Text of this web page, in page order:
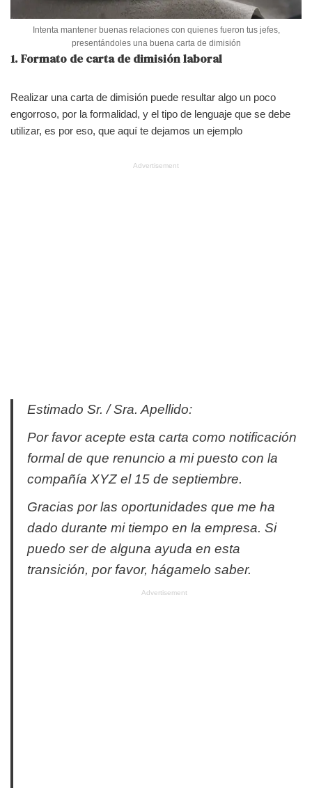
Intenta mantener buenas relaciones con quienes fueron tus jefes,
presentándoles una buena carta de dimisión
1. Formato de carta de dimisión laboral
Realizar una carta de dimisión puede resultar algo un poco
engorroso, por la formalidad, y el tipo de lenguaje que se debe
utilizar, es por eso, que aquí te dejamos un ejemplo
Advertisement
Estimado Sr. / Sra. Apellido:
Por favor acepte esta carta como notificación
formal de que renuncio a mi puesto con la
compañía XYZ el 15 de septiembre.
Gracias por las oportunidades que me ha
dado durante mi tiempo en la empresa. Si
puedo ser de alguna ayuda en esta
transición, por favor, hágamelo saber.
Advertisement